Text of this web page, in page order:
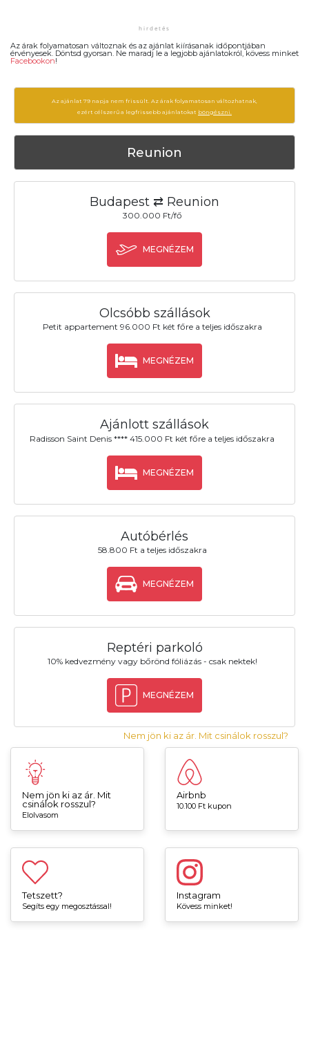
Az árak folyamatosan változnak és az ajánlat kiírásanak időpontjában
érvényesek. Döntsd gyorsan. Ne maradj le a legjobb ajánlatokról, kövess minket
Facebookon!
Az ajánlat 79 napja nem frissült. Az árak folyamatosan változhatnak,
ezért célszerű a legfrissebb ajánlatokat böngészni.
Reunion
Budapest ⇄ Reunion
300.000 Ft/fő
MEGNÉZEM
Olcsóbb szállások
Petit appartement 96.000 Ft két főre a teljes időszakra
MEGNÉZEM
Ajánlott szállások
Radisson Saint Denis **** 415.000 Ft két főre a teljes időszakra
MEGNÉZEM
Autóbérlés
58.800 Ft a teljes időszakra
MEGNÉZEM
Reptéri parkoló
10% kedvezmény vagy bőrönd fóliázás - csak nektek!
MEGNÉZEM
Nem jön ki az ár. Mit csinálok rosszul?
Nem jön ki az ár. Mit
csinálok rosszul?
Elolvasom
Airbnb
10.100 Ft kupon
Tetszett?
Segíts egy megosztással!
Instagram
Kövess minket!